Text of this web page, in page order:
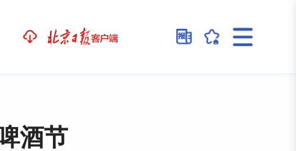
酒节